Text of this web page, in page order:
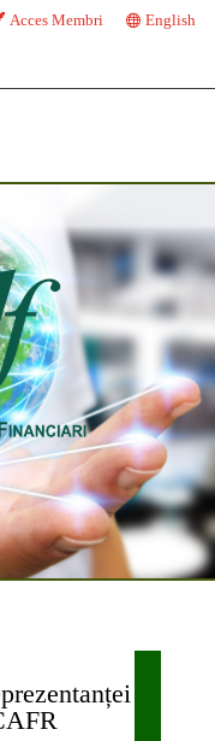
Acces Membri English